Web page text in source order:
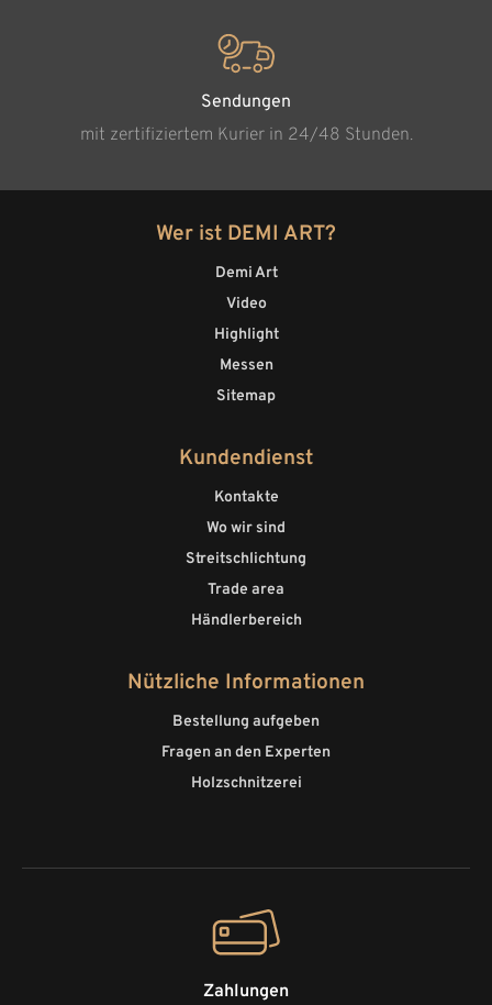
Sendungen
mit zertifiziertem Kurier in 24/48 Stunden.
Wer ist DEMI ART?
Demi Art
Video
Highlight
Messen
Sitemap
Kundendienst
Kontakte
Wo wir sind
Streitschlichtung
Trade area
Händlerbereich
Nützliche Informationen
Bestellung aufgeben
Fragen an den Experten
Holzschnitzerei
Zahlungen